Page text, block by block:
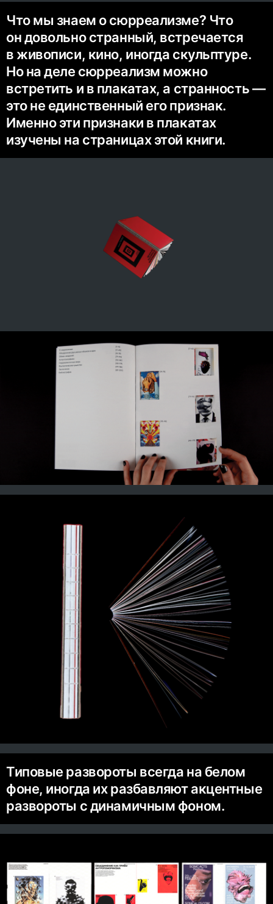
Что мы знаем о сюрреализме? Что
он довольно странный, встречается
в живописи, кино, иногда скульптуре.
Но на деле сюрреализм можно
встретить и в плакатах, а странность —
это не единственный его признак.
Именно эти признаки в плакатах
изучены на страницах этой книги.
Типовые развороты всегда на белом
фоне, иногда их разбавляют акцентные
развороты с динамичным фоном.